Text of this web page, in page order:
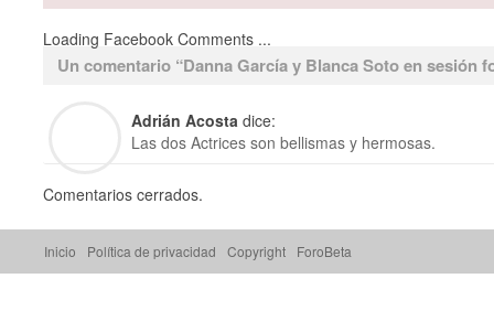
Loading Facebook Comments ...
Un comentario “Danna García y Blanca Soto en sesión
Adrián Acosta dice:
Las dos Actrices son bellismas y hermosas.
Comentarios cerrados.
Inicio Política de privacidad Copyright ForoBeta